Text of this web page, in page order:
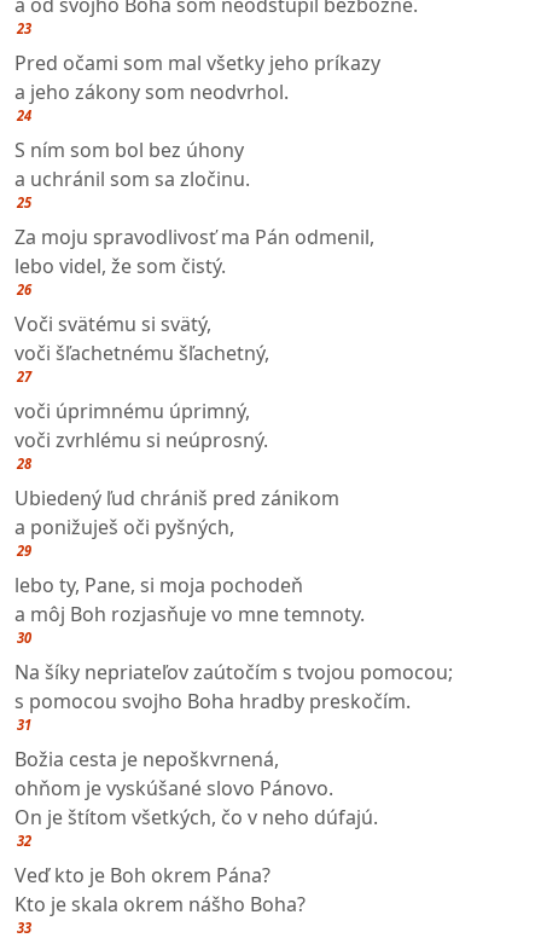
23
Pred očami som mal všetky jeho príkazy
a jeho zákony som neodvrhol.
24
S ním som bol bez úhony
a uchránil som sa zločinu.
25
Za moju spravodlivosť ma Pán odmenil,
lebo videl, že som čistý.
26
Voči svätému si svätý,
voči šľachetnému šľachetný,
27
voči úprimnému úprimný,
voči zvrhlému si neúprosný.
28
Ubiedený ľud chrániš pred zánikom
a ponižuješ oči pyšných,
29
lebo ty, Pane, si moja pochodeň
a môj Boh rozjasňuje vo mne temnoty.
30
Na šíky nepriateľov zaútočím s tvojou pomocou;
s pomocou svojho Boha hradby preskočím.
31
Božia cesta je nepoškvrnená,
ohňom je vyskúšané slovo Pánovo.
On je štítom všetkých, čo v neho dúfajú.
32
Veď kto je Boh okrem Pána?
Kto je skala okrem nášho Boha?
33